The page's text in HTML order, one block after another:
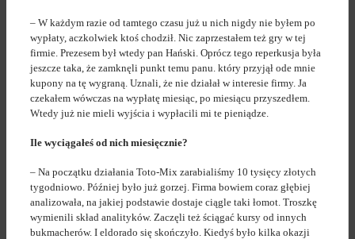
– W każdym razie od tamtego czasu już u nich nigdy nie byłem po
wypłaty, aczkolwiek ktoś chodził. Nic zaprzestałem też gry w tej
firmie. Prezesem był wtedy pan Hański. Oprócz tego reperkusja była
jeszcze taka, że zamknęli punkt temu panu. który przyjął ode mnie
kupony na tę wygraną. Uznali, że nie działał w interesie firmy. Ja
czekałem wówczas na wypłatę miesiąc, po miesiącu przyszedłem.
Wtedy już nie mieli wyjścia i wypłacili mi te pieniądze.
Ile wyciągałeś od nich miesięcznie?
– Na początku działania Toto-Mix zarabialiśmy 10 tysięcy złotych
tygodniowo. Później było już gorzej. Firma bowiem coraz głębiej
analizowała, na jakiej podstawie dostaje ciągle taki łomot. Troszkę
wymienili skład analityków. Zaczęli też ściągać kursy od innych
bukmacherów. I eldorado się skończyło. Kiedyś było kilka okazji